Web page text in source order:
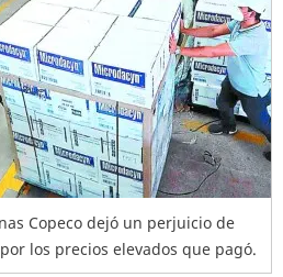
Copeco dejó un perjuicio de
los precios elevados que pagó.